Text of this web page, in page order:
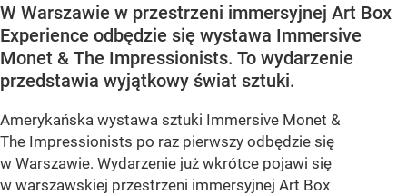
W Warszawie w przestrzeni immersyjnej Art Box
Experience odbędzie się wystawa Immersive
Monet & The Impressionists. To wydarzenie
przedstawia wyjątkowy świat sztuki.
Amerykańska wystawa sztuki Immersive Monet &
The Impressionists po raz pierwszy odbędzie się
w Warszawie. Wydarzenie już wkrótce pojawi się
w warszawskiej przestrzeni immersyjnej Art Box